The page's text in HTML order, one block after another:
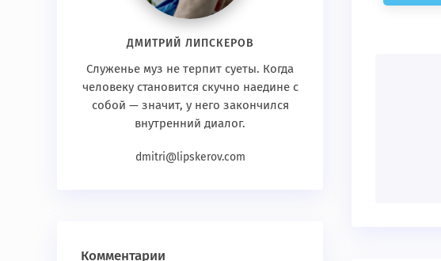
ДМИТРИЙ ЛИПСКЕРОВ
Служенье муз не терпит суеты. Когда
человеку становится скучно наедине с
собой — значит, у него закончился
внутренний диалог.
dmitri@lipskerov.com
Комментарии